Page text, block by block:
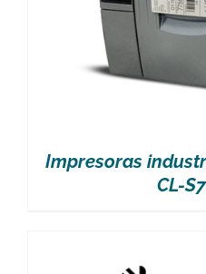
Impresoras
CL-